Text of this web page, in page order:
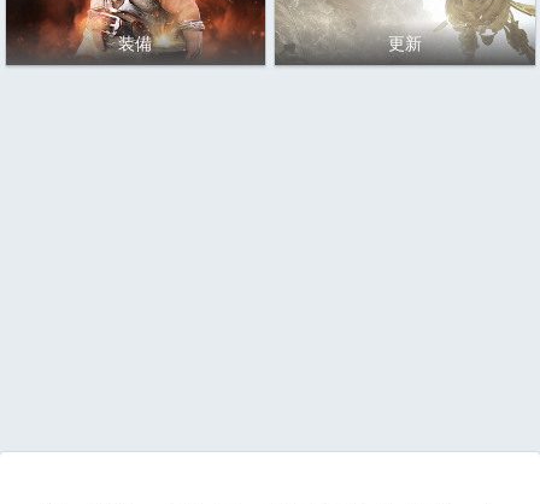
装備 更新